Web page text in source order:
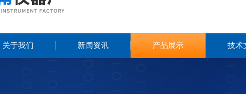
关于我们 新闻资讯 产品展示 技术